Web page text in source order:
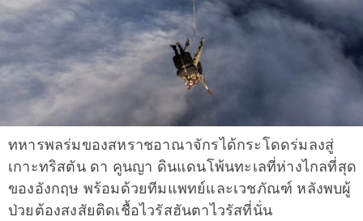
ทหารพลร่มของสหราชอาณาจักรได้กระโดดร่มลงสู่
เกาะทริสตัน ดา คูนญา ดินแดนโพ้นทะเลที่ห่างไกลที่สุด
ของอังกฤษ พร้อมด้วยทีมแพทย์และเวชภัณฑ์ หลังพบผู้
ป่วยต้องสงสัยติดเชื้อไวรัสฮันตาไวรัสที่นั่น